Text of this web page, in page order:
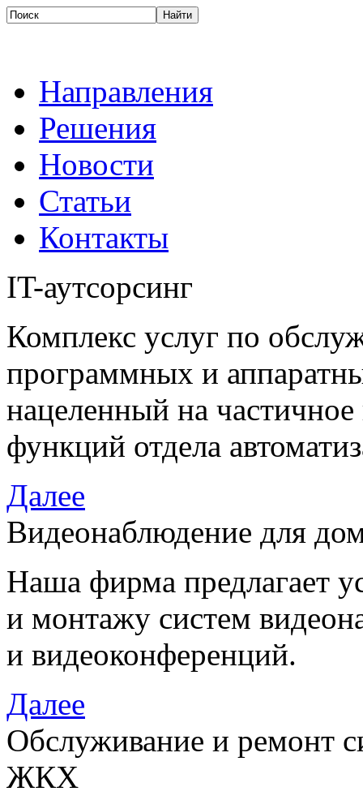
Направления
Решения
Новости
Статьи
Контакты
IT-аутсорсинг
Комплекс услуг по
программных и
нацеленный на
функций отдела
Далее
Видеонаблюдение для
Наша фирма предлагает
и монтажу систем
и видеоконференций.
Далее
Обслуживание и ремонт
ЖКХ